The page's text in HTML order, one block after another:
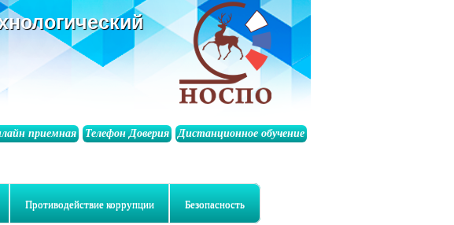
Дистанционное обучение
Телефон Доверия
приемная
Противодействие коррупции Безопасность